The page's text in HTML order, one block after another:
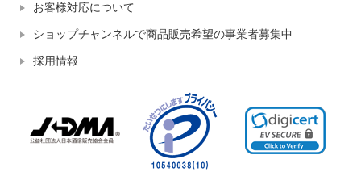
お客様対応について
ショップチャンネルで商品販売希望の事業者募集中
採用情報